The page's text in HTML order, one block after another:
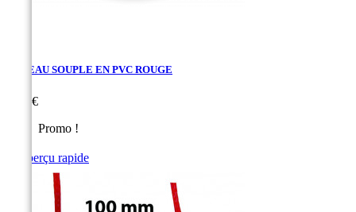
ANNEAU SOUPLE EN PVC ROUGE
2,70 €
Promo !
Aperçu rapide